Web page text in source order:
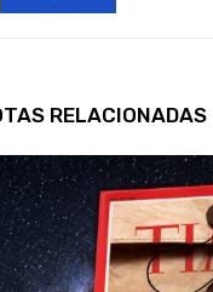
RELACIONADAS